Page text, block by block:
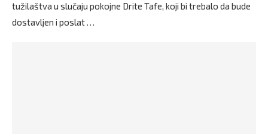
tužilaštva u slučaju pokojne Drite Tafe, koji bi trebalo da bude
dostavljen i poslat …